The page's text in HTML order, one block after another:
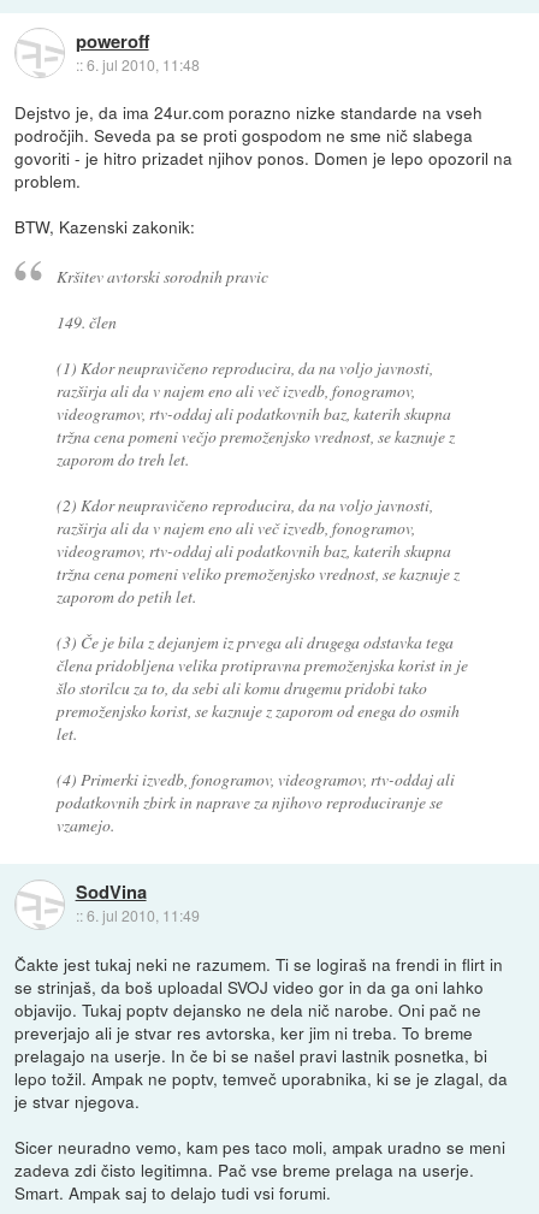
poweroff
::6. jul 2010, 11:48
Dejstvo je, da ima 24ur.com porazno nizke standarde na vseh
področjih. Seveda pa se proti gospodom ne sme nič slabega
govoriti - je hitro prizadet njihov ponos. Domen je lepo opozoril na
problem.
BTW, Kazenski zakonik:
Kršitev avtorski sorodnih pravic
149. člen
(1) Kdor neupravičeno reproducira, da na voljo javnosti,
razširja ali da v najem eno ali več izvedb, fonogramov,
videogramov, rtv-oddaj ali podatkovnih baz, katerih skupna
tržna cena pomeni večjo premoženjsko vrednost, se kaznuje z
zaporom do treh let.
(2) Kdor neupravičeno reproducira, da na voljo javnosti,
razširja ali da v najem eno ali več izvedb, fonogramov,
videogramov, rtv-oddaj ali podatkovnih baz, katerih skupna
tržna cena pomeni veliko premoženjsko vrednost, se kaznuje z
zaporom do petih let.
(3) Če je bila z dejanjem iz prvega ali drugega odstavka tega
člena pridobljena velika protipravna premoženjska korist in je
šlo storilcu za to, da sebi ali komu drugemu pridobi tako
premoženjsko korist, se kaznuje z zaporom od enega do osmih
let.
(4) Primerki izvedb, fonogramov, videogramov, rtv-oddaj ali
podatkovnih zbirk in naprave za njihovo reproduciranje se
vzamejo.
SodVina
::6. jul 2010, 11:49
Čakte jest tukaj neki ne razumem. Ti se logiraš na frendi in flirt in
se strinjaš, da boš uploadal SVOJ video gor in da ga oni lahko
objavijo. Tukaj poptv dejansko ne dela nič narobe. Oni pač ne
preverjajo ali je stvar res avtorska, ker jim ni treba. To breme
prelagajo na userje. In če bi se našel pravi lastnik posnetka, bi
lepo tožil. Ampak ne poptv, temveč uporabnika, ki se je zlagal, da
je stvar njegova.
Sicer neuradno vemo, kam pes taco moli, ampak uradno se meni
zadeva zdi čisto legitimna. Pač vse breme prelaga na userje.
Smart. Ampak saj to delajo tudi vsi forumi.